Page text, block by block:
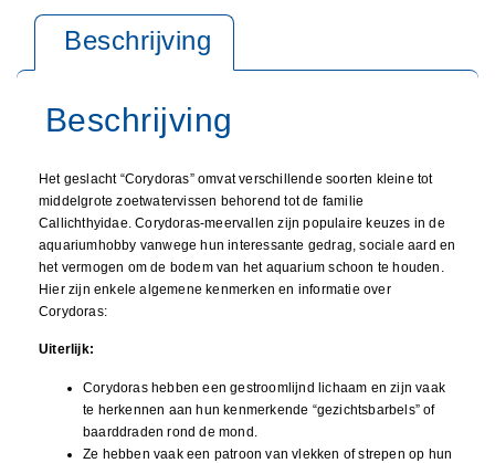
Het geslacht “Corydoras” omvat verschillende soorten kleine tot
middelgrote zoetwatervissen behorend tot de familie
Callichthyidae. Corydoras-meervallen zijn populaire keuzes in de
aquariumhobby vanwege hun interessante gedrag, sociale aard en
het vermogen om de bodem van het aquarium schoon te houden.
Hier zijn enkele algemene kenmerken en informatie over
Corydoras:
Uiterlijk:
Corydoras hebben een gestroomlijnd lichaam en zijn vaak
te herkennen aan hun kenmerkende “gezichtsbarbels” of
baarddraden rond de mond.
Ze hebben vaak een patroon van vlekken of strepen op hun